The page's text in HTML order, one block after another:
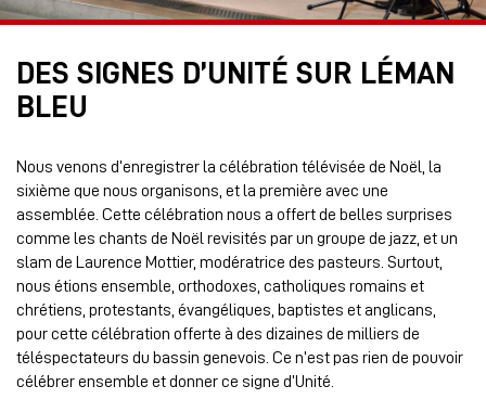
DES SIGNES D’UNITÉ SUR LÉMAN
BLEU
Nous venons d’enregistrer la célébration télévisée de Noël, la
sixième que nous organisons, et la première avec une
assemblée. Cette célébration nous a offert de belles surprises
comme les chants de Noël revisités par un groupe de jazz, et un
slam de Laurence Mottier, modératrice des pasteurs. Surtout,
nous étions ensemble, orthodoxes, catholiques romains et
chrétiens, protestants, évangéliques, baptistes et anglicans,
pour cette célébration offerte à des dizaines de milliers de
téléspectateurs du bassin genevois. Ce n’est pas rien de pouvoir
célébrer ensemble et donner ce signe d’Unité.